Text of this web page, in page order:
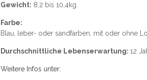
Gewicht: 8,2 bis 10,4kg.
Farbe:
Blau, leber- oder sandfarben, mit oder ohne
Durchschnittliche Lebenserwartung: 12
Weitere Infos unter: